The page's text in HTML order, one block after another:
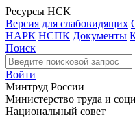
Ресурсы НСК
Версия для слабовидящих
НАРК НСПК Документы
Поиск
Войти
Минтруд России
Министерство труда и
Национальный совет